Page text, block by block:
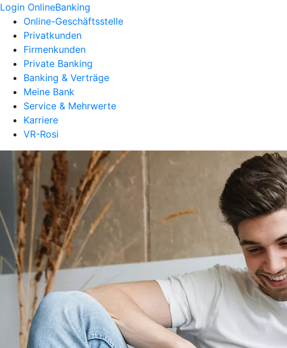
Login OnlineBanking
Online-Geschäftsstelle
Privatkunden
Firmenkunden
Private Banking
Banking & Verträge
Meine Bank
Service & Mehrwerte
Karriere
VR-Rosi